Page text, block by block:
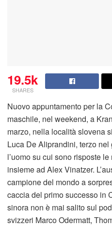
19.5k
SHARES
Nuovo appuntamento per la
maschile, nel weekend, a
marzo, nella località slovena
Luca De Aliprandini, terzo
l’uomo su cui sono risposte
insieme ad Alex Vinatzer.
campione del mondo a
caccia del primo successo in
sinora non è mai salito sul
svizzeri Marco Odermatt,